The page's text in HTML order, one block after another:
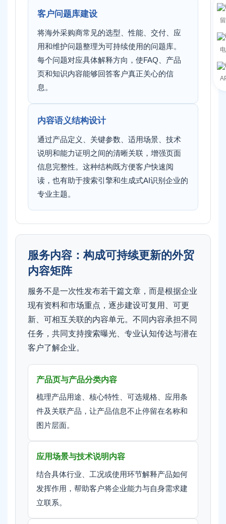
客户问题库建设
将海外采购商常见的选型、性能、交付、应
用和维护问题整理为可持续使用的问题库。
每个问题对应具体解释方向，使FAQ、产品
页和知识内容能够回答客户真正关心的信
息。
内容语义结构设计
通过产品定义、关键参数、适用场景、技术
说明和能力证明之间的清晰关联，增强页面
信息完整性。这种结构既方便客户快速阅
读，也有助于搜索引擎和生成式AI识别企业的
专业主题。
服务内容：构成可持续更新的外贸
内容矩阵
服务不是一次性发布若干篇文章，而是根据企业
现有资料和市场重点，逐步建设可复用、可更
新、可相互关联的内容单元。不同内容承担不同
任务，共同支持搜索曝光、专业认知传达与潜在
客户了解企业。
产品页与产品分类内容
梳理产品用途、核心特性、可选规格、应用条
件及关联产品，让产品信息不止停留在名称和
图片层面。
应用场景与技术说明内容
结合具体行业、工况或使用环节解释产品如何
发挥作用，帮助客户将企业能力与自身需求建
立联系。